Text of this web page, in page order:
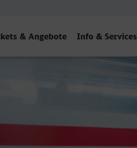
& Angebote Info & Services
Hbf